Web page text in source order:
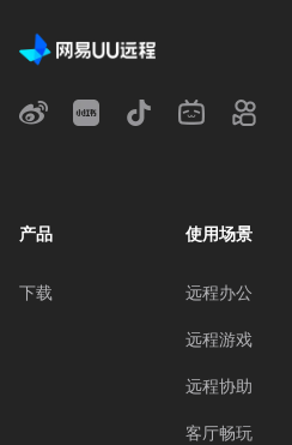
产品
下载
使用场景
远程办公
远程游戏
远程协助
客厅畅玩